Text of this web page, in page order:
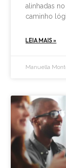
alinhadas
caminho
LEIA MAIS »
Manuella